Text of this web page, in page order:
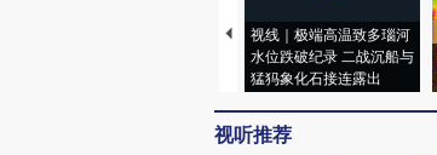
视线｜极端高温致多瑙河
水位跌破纪录 二战沉船与
猛犸象化石接连露出
视听推荐